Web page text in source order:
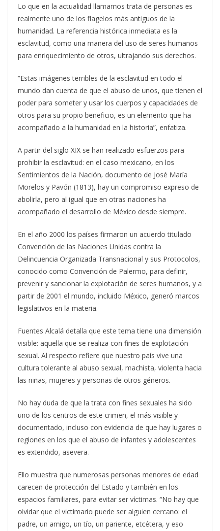
Lo que en la actualidad llamamos trata de personas es
realmente uno de los flagelos más antiguos de la
humanidad. La referencia histórica inmediata es la
esclavitud, como una manera del uso de seres humanos
para enriquecimiento de otros, ultrajando sus derechos.
“Estas imágenes terribles de la esclavitud en todo el
mundo dan cuenta de que el abuso de unos, que tienen el
poder para someter y usar los cuerpos y capacidades de
otros para su propio beneficio, es un elemento que ha
acompañado a la humanidad en la historia”, enfatiza.
A partir del siglo XIX se han realizado esfuerzos para
prohibir la esclavitud: en el caso mexicano, en los
Sentimientos de la Nación, documento de José María
Morelos y Pavón (1813), hay un compromiso expreso de
abolirla, pero al igual que en otras naciones ha
acompañado el desarrollo de México desde siempre.
En el año 2000 los países firmaron un acuerdo titulado
Convención de las Naciones Unidas contra la
Delincuencia Organizada Transnacional y sus Protocolos,
conocido como Convención de Palermo, para definir,
prevenir y sancionar la explotación de seres humanos, y a
partir de 2001 el mundo, incluido México, generó marcos
legislativos en la materia.
Fuentes Alcalá detalla que este tema tiene una dimensión
visible: aquella que se realiza con fines de explotación
sexual. Al respecto refiere que nuestro país vive una
cultura tolerante al abuso sexual, machista, violenta hacia
las niñas, mujeres y personas de otros géneros.
No hay duda de que la trata con fines sexuales ha sido
uno de los centros de este crimen, el más visible y
documentado, incluso con evidencia de que hay lugares o
regiones en los que el abuso de infantes y adolescentes
es extendido, asevera.
Ello muestra que numerosas personas menores de edad
carecen de protección del Estado y también en los
espacios familiares, para evitar ser víctimas. “No hay que
olvidar que el victimario puede ser alguien cercano: el
padre, un amigo, un tío, un pariente, etcétera, y eso